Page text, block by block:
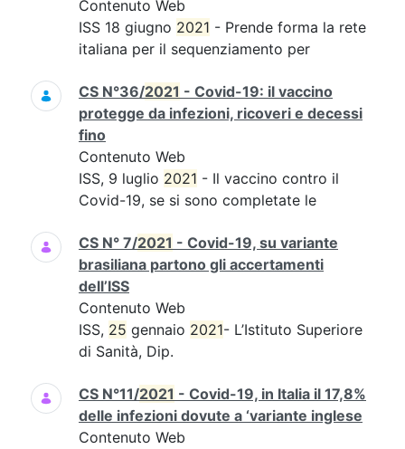
Contenuto Web
ISS 18 giugno 2021 - Prende forma la rete
italiana per il sequenziamento per
CS N°36/2021 - Covid-19: il vaccino
protegge da infezioni, ricoveri e decessi
fino
Contenuto Web
ISS, 9 luglio 2021 - Il vaccino contro il
Covid-19, se si sono completate le
CS N° 7/2021 - Covid-19, su variante
brasiliana partono gli accertamenti
dell’ISS
Contenuto Web
ISS, 25 gennaio 2021- L’Istituto Superiore
di Sanità, Dip.
CS N°11/2021 - Covid-19, in Italia il 17,8%
delle infezioni dovute a ‘variante inglese
Contenuto Web